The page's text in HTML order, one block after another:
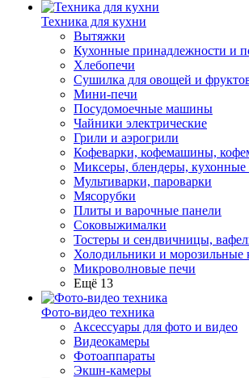
Техника для кухни
Вытяжки
Кухонные принадлежности и
Хлебопечи
Сушилка для овощей и
Мини-печи
Посудомоечные машины
Чайники электрические
Грили и аэрогрили
Кофеварки, кофемашины,
Миксеры, блендеры,
Мультиварки, пароварки
Мясорубки
Плиты и варочные панели
Соковыжималки
Тостеры и сендвичницы,
Холодильники и морозильные
Микроволновые печи
Ещё 13
Фото-видео техника
Аксессуары для фото и видео
Видеокамеры
Фотоаппараты
Экшн-камеры